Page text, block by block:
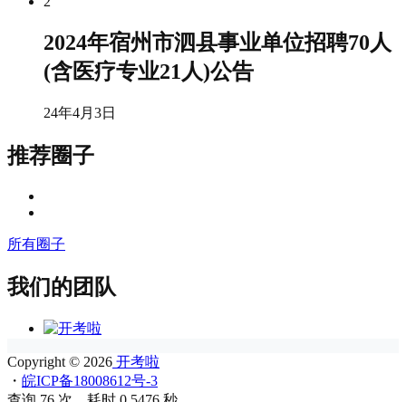
2024年宿州市泗县事业单位招聘70人
(含医疗专业21人)公告
24年4月3日
推荐圈子
所有圈子
我们的团队
Copyright © 2026 开考啦
・ 皖ICP备18008612号-3